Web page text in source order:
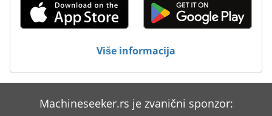
Više informacija
Machineseeker.rs je zvanični sponzor: